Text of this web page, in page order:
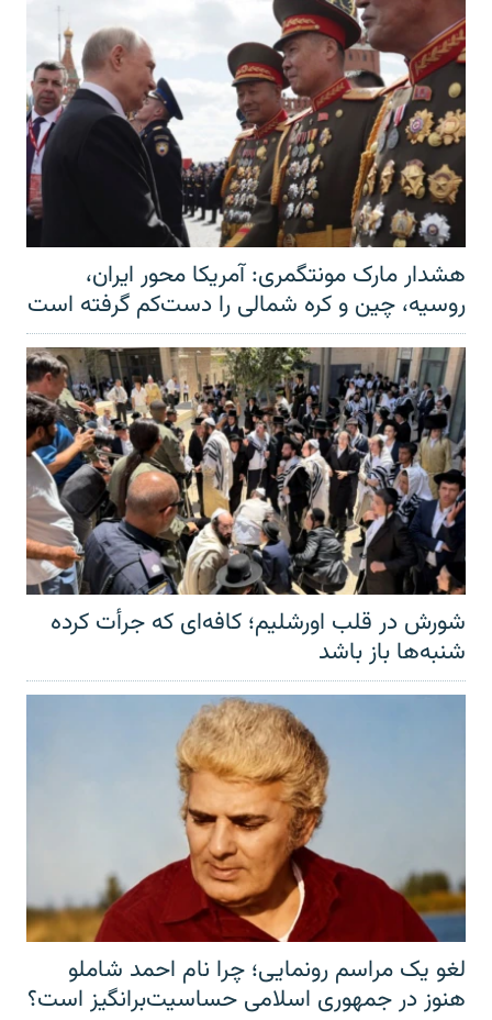
هشدار مارک مونتگمری: آمریکا محور ایران،
روسیه، چین و کره شمالی را دست‌کم گرفته است
شورش در قلب اورشلیم؛ کافه‌ای که جرأت کرده
شنبه‌ها باز باشد
لغو یک مراسم رونمایی؛ چرا نام احمد شاملو
هنوز در جمهوری اسلامی حساسیت‌برانگیز است؟